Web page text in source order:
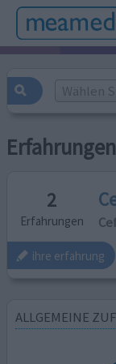
Wählen
2
Erfahrungen
ihre erfahrung
ALLGEMEINE